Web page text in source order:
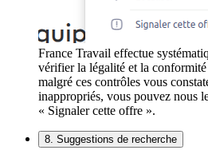
France Travail effectue
vérifier la légalité et la
malgré ces contrôles vous
inappropriés, vous pouvez nous
« Signaler cette offre ».
8. Suggestions de recherche